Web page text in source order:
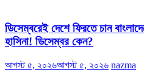
ডিসেম্বরেই দেশে ফিরতে চান
হাসিনা! ডিসেম্বর কেন?
আগস্ট ৫, ২০২৬আগস্ট ৫, ২০২৬ nazma